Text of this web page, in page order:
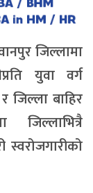
जिल्लामा
युवा वर्ग
जिल्ला बाहिर